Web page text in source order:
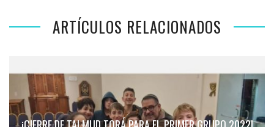
ARTÍCULOS RELACIONADOS